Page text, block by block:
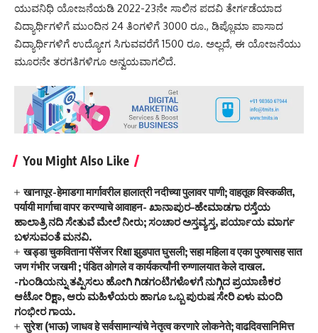
ಯುವನಿಧಿ ಯೋಜನೆಯಡಿ 2022-23ನೇ ಸಾಲಿನ ಪದವಿ ತೇರ್ಗಡೆಯಾದ
ವಿದ್ಯಾರ್ಥಿಗಳಿಗೆ ಮುಂದಿನ 24 ತಿಂಗಳಿಗೆ 3000 ರೂ., ಡಿಪ್ಲೊಮಾ ಪಾಸಾದ
ವಿದ್ಯಾರ್ಥಿಗಳಿಗೆ ಉದ್ಯೋಗ ಸಿಗುವವರೆಗೆ 1500 ರೂ. ಅಲ್ಲದೆ, ಈ ಯೋಜನೆಯು
ಮೂರನೇ ತರಗತಿಗಳಿಗೂ ಅನ್ವಯವಾಗಲಿದೆ.
You Might Also Like
खानापूर-हेमाडगा मार्गावरील हालात्री नदीच्या पुलावर पाणी; वाहतूक विस्कळीत,
पर्यायी मार्गाचा वापर करण्याचे आवाहन- ಖಾನಾಪುರ–ಹೇಮಾಡಗಾ ರಸ್ತೆಯ
ಹಾಲಾತ್ರಿ ನದಿ ಸೇತುವೆ ಮೇಲೆ ನೀರು; ಸಂಚಾರ ಅಸ್ತವ್ಯಸ್ತ, ಪರ್ಯಾಯ ಮಾರ್ಗ
ಬಳಸುವಂತೆ ಮನವಿ.
खड्डा चुकविताना पॅसेंजर रिक्षा झुडपात घुसली; सहा महिला व एका पुरुषासह सात
जण गंभीर जखमी ; पंडित ओगले व कार्यकर्त्यांनी रुग्णालयात केले दाखल.
-ಗುಂಡಿಯನ್ನು ತಪ್ಪಿಸಲು ಹೋಗಿ ಗಿಡಗಂಟಿಗಳೊಳಗೆ ನುಗ್ಗಿದ ಪ್ರಯಾಣಿಕರ
ಆಟೋ ರಿಕ್ಷಾ, ಆರು ಮಹಿಳೆಯರು ಹಾಗೂ ಒಬ್ಬ ಪುರುಷ ಸೇರಿ ಏಳು ಮಂದಿ
ಗಂಭೀರ ಗಾಯ.
सुरेश (भाऊ) जाधव हे सर्वसामान्यांचे नेतृत्व करणारे लोकनेते; वाढदिवसानिमित्त